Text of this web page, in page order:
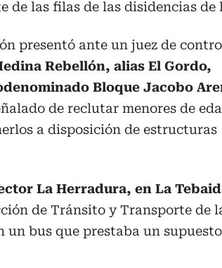
de las filas de las disidencias de
presentó ante un juez de
Rebellón, alias El Gordo,
Bloque Jacobo
de reclutar menores de
a disposición de estructuras
La Herradura, en La
de Tránsito y Transporte de
bus que prestaba un supuesto